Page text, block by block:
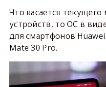
Что касается
устройств, то ОС в
для смартфонов
Mate 30 Pro.